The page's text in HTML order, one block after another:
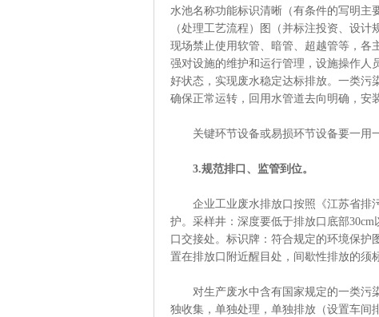
水池名称功能标识清晰（有条件的写明主
（处理工艺流程）图（并标注投资、设
现场禁止使用软管、暗管、超越管等，各
强对设施的维护和运行管理，设施操作人
好状态，实现废水稳定达标排放。一类污
确保正常运转，回用水管道去向明确，安
关键环节设备或易损环节设备要一用一
3.规范排口、监管到位。
企业工业废水排放口按照《江苏省排
护。采样井：深度要低于排放口底部
口交接处。标识牌：符合规定的环境保
置在排放口附近醒目处，间歇性排放的须
对生产废水中含有国家规定的一类污
独收集，单独处理，单独排放（设置车间